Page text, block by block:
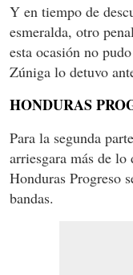
Y en tiempo de
esmeralda, otro
esta ocasión no
Zúniga lo detuvo
HONDURAS
Para la segunda
arriesgara más de
Honduras Progreso
bandas.